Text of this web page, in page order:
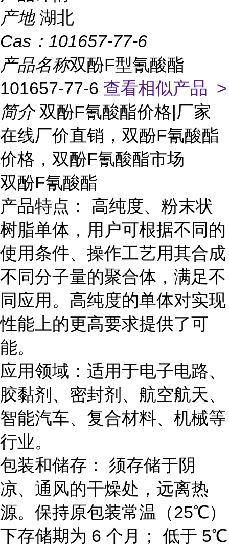
产地 湖北
Cas： 101657-77-6
产品名称双酚F型氰酸酯
101657-77-6 查看相似产品 >
简介 双酚F氰酸酯价格|厂家
在线厂价直销，双酚F氰酸酯
价格，双酚F氰酸酯市场
双酚F氰酸酯
产品特点： 高纯度、粉末状
树脂单体，用户可根据不同的
使用条件、操作工艺用其合成
不同分子量的聚合体，满足不
同应用。高纯度的单体对实现
性能上的更高要求提供了可
能。
应用领域：适用于电子电路、
胶黏剂、密封剂、航空航天、
智能汽车、复合材料、机械等
行业。
包装和储存： 须存储于阴
凉、通风的干燥处，远离热
源。保持原包装常温（25℃）
下存储期为 6 个月； 低于 5℃